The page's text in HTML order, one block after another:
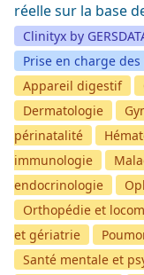
réelle sur la base
Clinityx by
Prise en charge
Appareil digestif
Dermatologie
périnatalité
immunologie
endocrinologie
Orthopédie et
et gériatrie
Santé mentale et